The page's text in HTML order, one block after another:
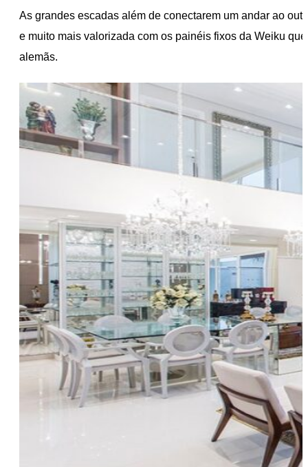
As grandes escadas além de conectarem um andar ao
e muito mais valorizada com os painéis fixos da Weiku
alemãs.